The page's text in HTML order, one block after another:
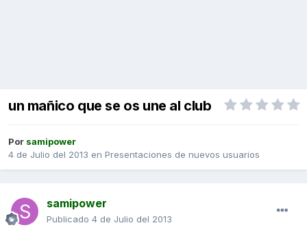
un mañico que se os une al club
Por samipower
4 de Julio del 2013 en Presentaciones de nuevos usuarios
samipower
Publicado 4 de Julio del 2013